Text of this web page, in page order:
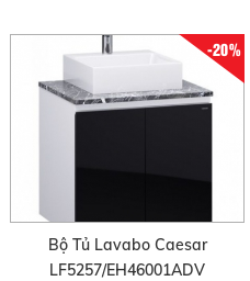
-20%
Bộ Tủ Lavabo Caesar
LF5257/EH46001ADV